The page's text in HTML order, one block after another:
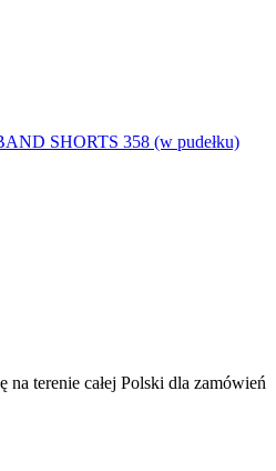
SHORTS 358 (w pudełku)
na terenie całej Polski dla zamówień